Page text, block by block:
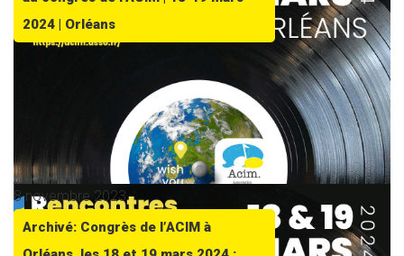
2024 | Orléans
8 novembre 2023
Archivé: Congrès de l’ACIM à